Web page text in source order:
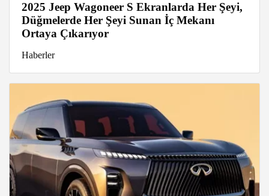
2025 Jeep Wagoneer S Ekranlarda Her Şeyi,
Düğmelerde Her Şeyi Sunan İç Mekanı
Ortaya Çıkarıyor
Haberler